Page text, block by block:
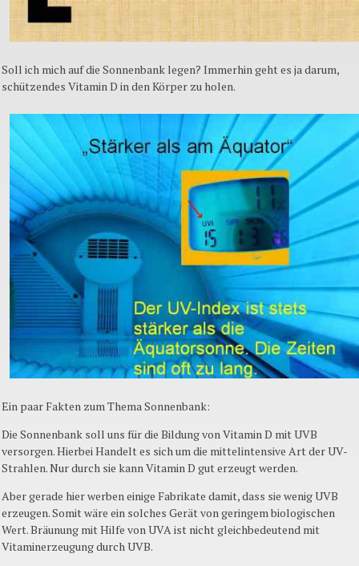
Soll ich mich auf die Sonnenbank legen? Immerhin geht es ja darum,
schützendes Vitamin D in den Körper zu holen.
Ein paar Fakten zum Thema Sonnenbank:
Die Sonnenbank soll uns für die Bildung von Vitamin D mit UVB
versorgen. Hierbei Handelt es sich um die mittelintensive Art der UV-
Strahlen. Nur durch sie kann Vitamin D gut erzeugt werden.
Aber gerade hier werben einige Fabrikate damit, dass sie wenig UVB
erzeugen. Somit wäre ein solches Gerät von geringem biologischen
Wert. Bräunung mit Hilfe von UVA ist nicht gleichbedeutend mit
Vitaminerzeugung durch UVB.